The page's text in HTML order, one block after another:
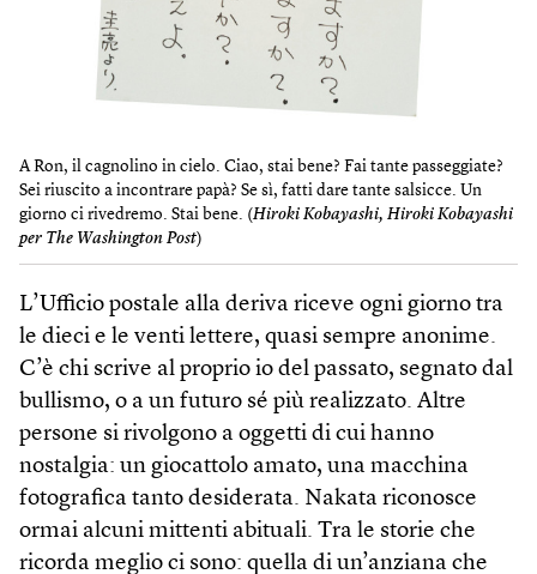
A Ron, il cagnolino in cielo. Ciao, stai bene? Fai tante passeggiate?
Sei riuscito a incontrare papà? Se sì, fatti dare tante salsicce. Un
giorno ci rivedremo. Stai bene. (Hiroki Kobayashi, Hiroki Kobayashi
per The Washington Post)
L’Ufficio postale alla deriva riceve ogni giorno tra
le dieci e le venti lettere, quasi sempre anonime.
C’è chi scrive al proprio io del passato, segnato dal
bullismo, o a un futuro sé più realizzato. Altre
persone si rivolgono a oggetti di cui hanno
nostalgia: un giocattolo amato, una macchina
fotografica tanto desiderata. Nakata riconosce
ormai alcuni mittenti abituali. Tra le storie che
ricorda meglio ci sono: quella di un’anziana che